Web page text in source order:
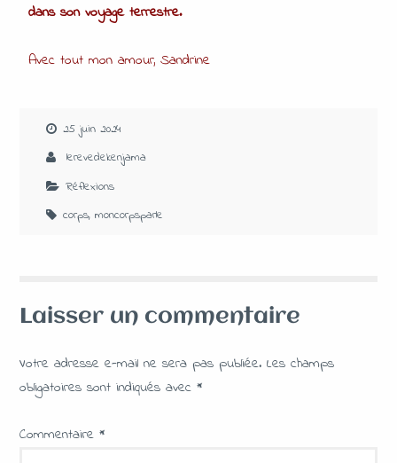
dans son voyage terrestre.
Avec tout mon amour, Sandrine
25 juin 2024
lerevedekenjama
Réflexions
corps,moncorpsparle
Laisser un commentaire
Votre adresse e-mail ne sera pas publiée. Les champs
obligatoires sont indiqués avec*
Commentaire*